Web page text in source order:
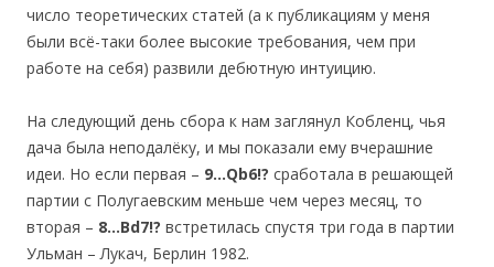
число теоретических статей (а к публикациям у меня
были всё-таки более высокие требования, чем при
работе на себя) развили дебютную интуицию.
На следующий день сбора к нам заглянул Кобленц, чья
дача была неподалёку, и мы показали ему вчерашние
идеи. Но если первая – 9…Qb6!? сработала в решающей
партии с Полугаевским меньше чем через месяц, то
вторая – 8…Bd7!? встретилась спустя три года в партии
Ульман – Лукач, Берлин 1982.